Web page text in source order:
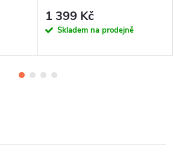
1 399 Kč
Skladem na prodejně